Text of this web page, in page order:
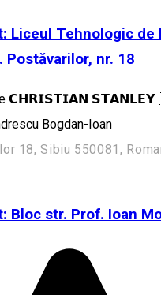
Liceul Tehnologic de
Postăvarilor, nr. 18
de 𝗖𝗛𝗥𝗜𝗦𝗧𝗜𝗔𝗡 𝗦𝗧𝗔𝗡𝗟𝗘𝗬
Bogdan-Ioan
18, Sibiu 550081,
Bloc str. Prof. Ioan